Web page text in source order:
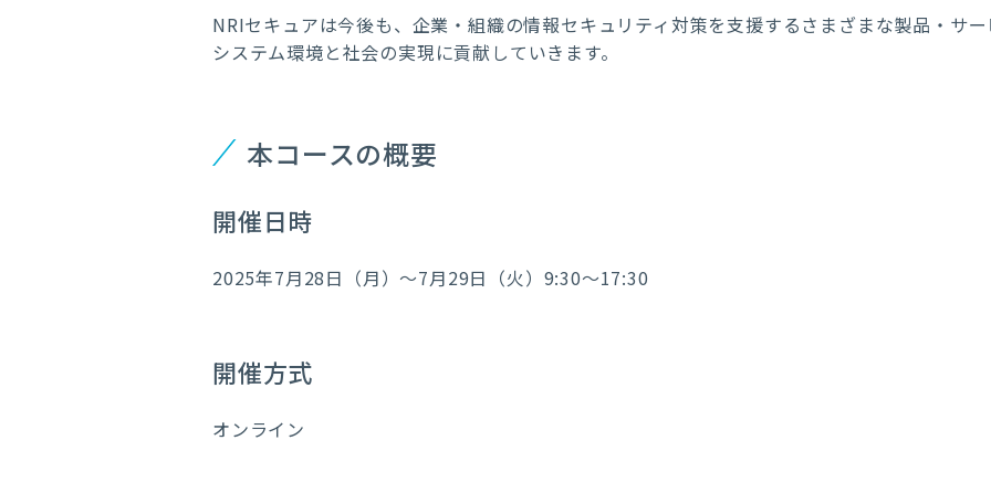
NRIセキュアは今後も、企業・組織の情報セキュリティ対策を支援するさまざまな製品・サ
システム環境と社会の実現に貢献していきます。
本コースの概要
開催日時
2025年7月28日（月）～7月29日（火）9:30～17:30
開催方式
オンライン